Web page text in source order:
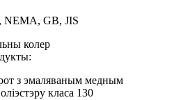
NEMA, GB, JIS
колер
з эмаляваным медным
класа 130